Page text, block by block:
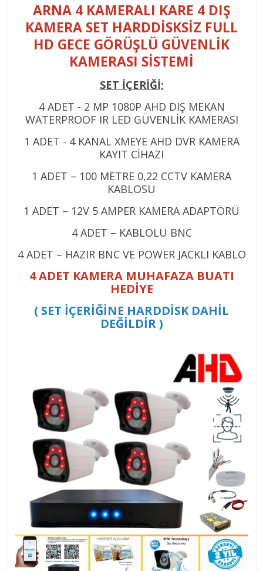
ARNA 4 KAMERALI KARE 4 DIŞ
KAMERA SET HARDDISKSIZ FULL
HD GECE GÖRÜŞLÜ GÜVENLIK
KAMERASI SISTEMI
SET İÇERİĞİ;
4 ADET - 2 MP 1080P AHD DIŞ MEKAN
WATERPROOF IR LED GÜVENLİK KAMERASI
1 ADET - 4 KANAL XMEYE AHD DVR KAMERA
KAYIT CİHAZI
1 ADET – 100 METRE 0,22 CCTV KAMERA
KABLOSU
1 ADET – 12V 5 AMPER KAMERA ADAPTÖRÜ
4 ADET – KABLOLU BNC
4 ADET – HAZIR BNC VE POWER JACKLI KABLO
4 ADET KAMERA MUHAFAZA BUATI
HEDİYE
( SET İÇERİĞİNE HARDDİSK DAHİL
DEĞİLDİR )